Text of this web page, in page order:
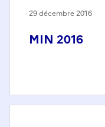
MIN 2016
29 décembre 2016